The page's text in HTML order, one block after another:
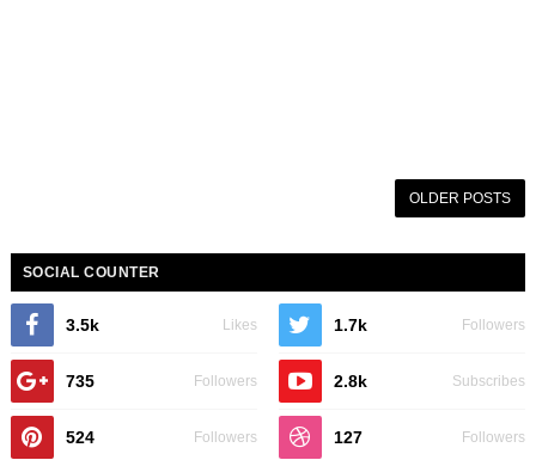
OLDER POSTS
SOCIAL COUNTER
3.5k Likes 1.7k Followers
735 Followers 2.8k Subscribes
524 Followers 127 Followers